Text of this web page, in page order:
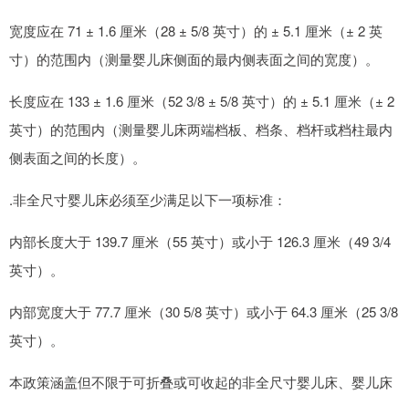
宽度应在 71 ± 1.6 厘米（28 ± 5/8 英寸）的 ± 5.1 厘米（± 2 英
寸）的范围内（测量婴儿床侧面的最内侧表面之间的宽度）。
长度应在 133 ± 1.6 厘米（52 3/8 ± 5/8 英寸）的 ± 5.1 厘米（± 2
英寸）的范围内（测量婴儿床两端档板、档条、档杆或档柱最内
侧表面之间的长度）。
.非全尺寸婴儿床必须至少满足以下一项标准：
内部长度大于 139.7 厘米（55 英寸）或小于 126.3 厘米（49 3/4
英寸）。
内部宽度大于 77.7 厘米（30 5/8 英寸）或小于 64.3 厘米（25 3/8
英寸）。
本政策涵盖但不限于可折叠或可收起的非全尺寸婴儿床、婴儿床